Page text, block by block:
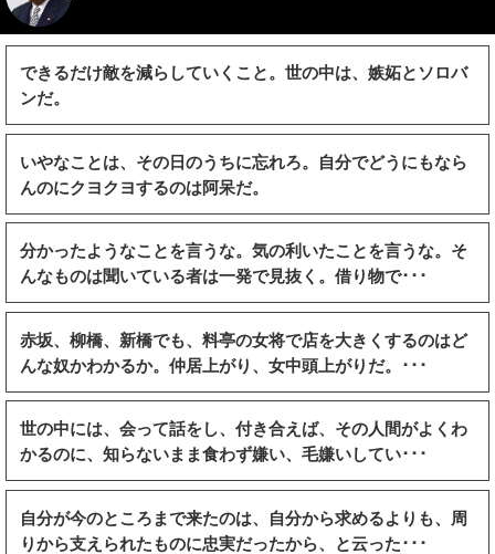
できるだけ敵を減らしていくこと。世の中は、嫉妬とソロバ
ンだ。
いやなことは、その日のうちに忘れろ。自分でどうにもなら
んのにクヨクヨするのは阿呆だ。
分かったようなことを言うな。気の利いたことを言うな。そ
んなものは聞いている者は一発で見抜く。借り物で･･･
赤坂、柳橋、新橋でも、料亭の女将で店を大きくするのはど
んな奴かわかるか。仲居上がり、女中頭上がりだ。･･･
世の中には、会って話をし、付き合えば、その人間がよくわ
かるのに、知らないまま食わず嫌い、毛嫌いしてい･･･
自分が今のところまで来たのは、自分から求めるよりも、周
りから支えられたものに忠実だったから、と云った･･･